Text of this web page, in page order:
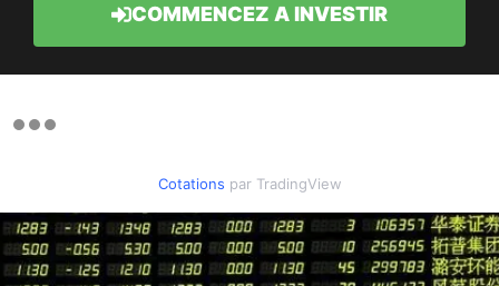
COMMENCEZ A INVESTIR
Cotations par TradingView